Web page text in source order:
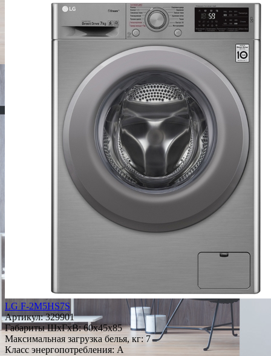
LG F-2M5HS7S
Артикул:329901
Габариты ШxГxВ: 60x45x85
Максимальная загрузка белья, кг: 7
Класс энергопотребления: A